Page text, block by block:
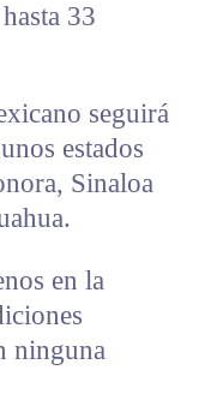
33
seguirá
estados
Sinaloa
en la
ninguna